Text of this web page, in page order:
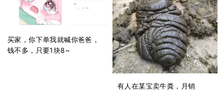
买家，你下单我就喊你爸爸，
钱不多，只要1块8~
有人在某宝卖牛粪，月销